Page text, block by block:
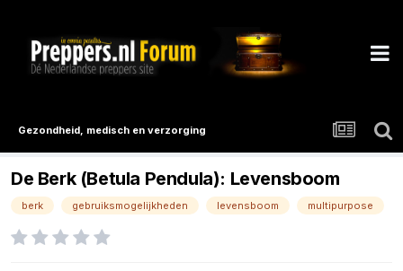
Gezondheid, medisch en verzorging
De Berk (Betula Pendula): Levensboom
berk gebruiksmogelijkheden levensboom multipurpose